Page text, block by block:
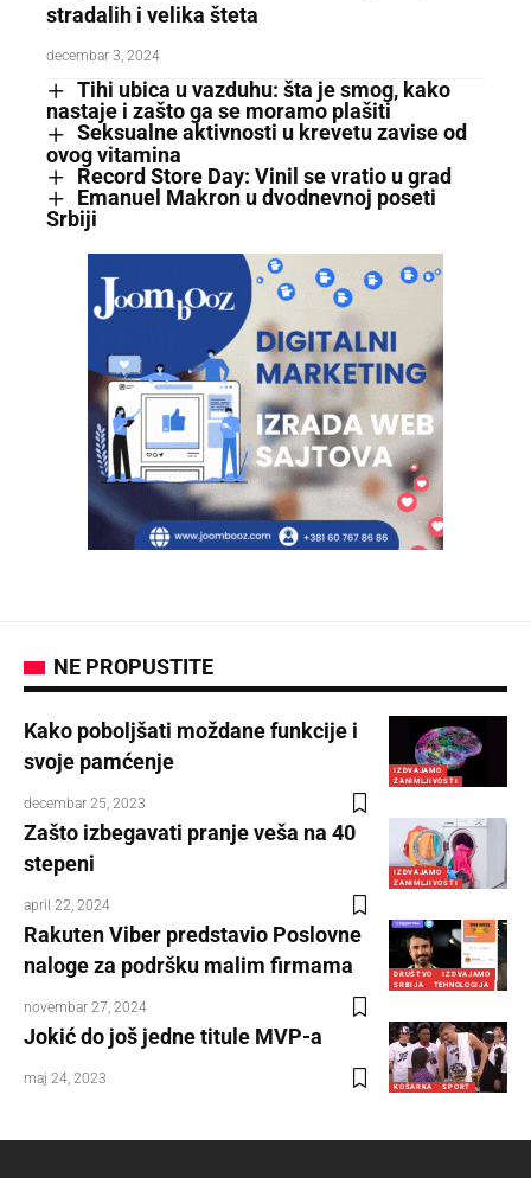
stradalih i velika šteta
decembar 3, 2024
Tihi ubica u vazduhu: šta je smog, kako
nastaje i zašto ga se moramo plašiti
Seksualne aktivnosti u krevetu zavise od
ovog vitamina
Record Store Day: Vinil se vratio u grad
Emanuel Makron u dvodnevnoj poseti
Srbiji
NE PROPUSTITE
IZDVAJAMO
ZANIMLJIVOSTI
Kako poboljšati moždane funkcije i
svoje pamćenje
decembar 25, 2023
IZDVAJAMO
ZANIMLJIVOSTI
Zašto izbegavati pranje veša na 40
stepeni
april 22, 2024
DRUŠTVO
IZDVAJAMO
SRBIJA
TEHNOLOGIJA
Rakuten Viber predstavio Poslovne
naloge za podršku malim firmama
novembar 27, 2024
KOŠARKA SPORT
Jokić do još jedne titule MVP-a
maj 24, 2023